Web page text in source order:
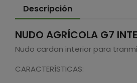
Descripción
NUDO AGRÍCOLA G7
Nudo cardan interior para
CARACTERÍSTICAS: